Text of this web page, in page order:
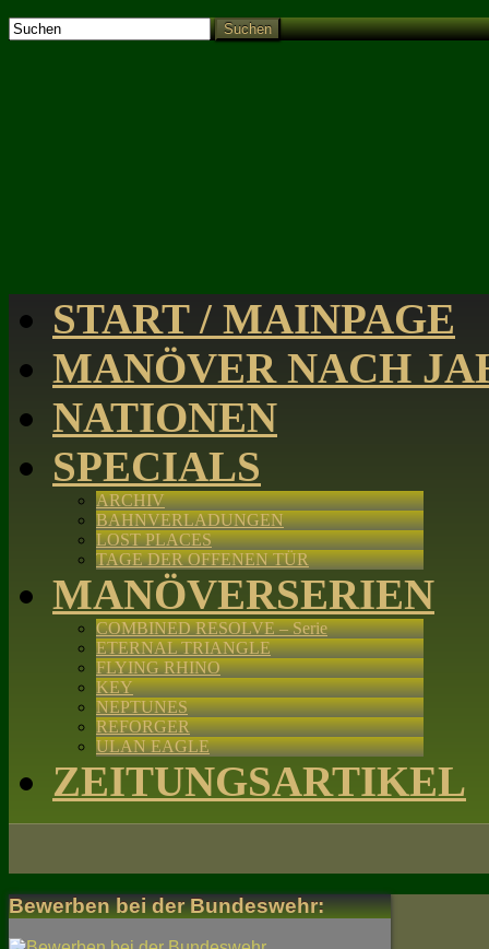
Suchen
START / MAINPAGE
MANÖVER NACH
NATIONEN
SPECIALS
ARCHIV
BAHNVERLADUNGEN
LOST PLACES
TAGE DER OFFENEN TÜR
MANÖVERSERIEN
COMBINED RESOLVE – Serie
ETERNAL TRIANGLE
FLYING RHINO
KEY
NEPTUNES
REFORGER
ULAN EAGLE
ZEITUNGSARTIKEL
Bewerben bei der Bundeswehr: